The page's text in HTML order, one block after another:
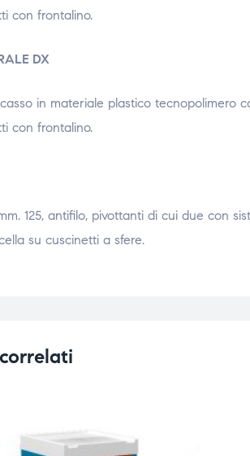
con frontalino.
DX
in materiale plastico tecnopolimero
con frontalino.
125, antifilo, pivottanti di cui due con
su cuscinetti a sfere.